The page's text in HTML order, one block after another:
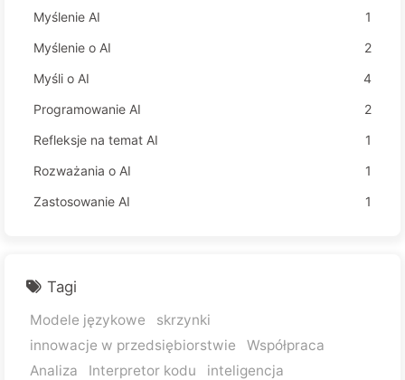
Myślenie AI
1
Myślenie o AI
2
Myśli o AI
4
Programowanie AI
2
Refleksje na temat AI
1
Rozważania o AI
1
Zastosowanie AI
1
Tagi
Modele językowe
skrzynki
innowacje w przedsiębiorstwie
Współpraca
Analiza
Interpretor kodu
inteligencja